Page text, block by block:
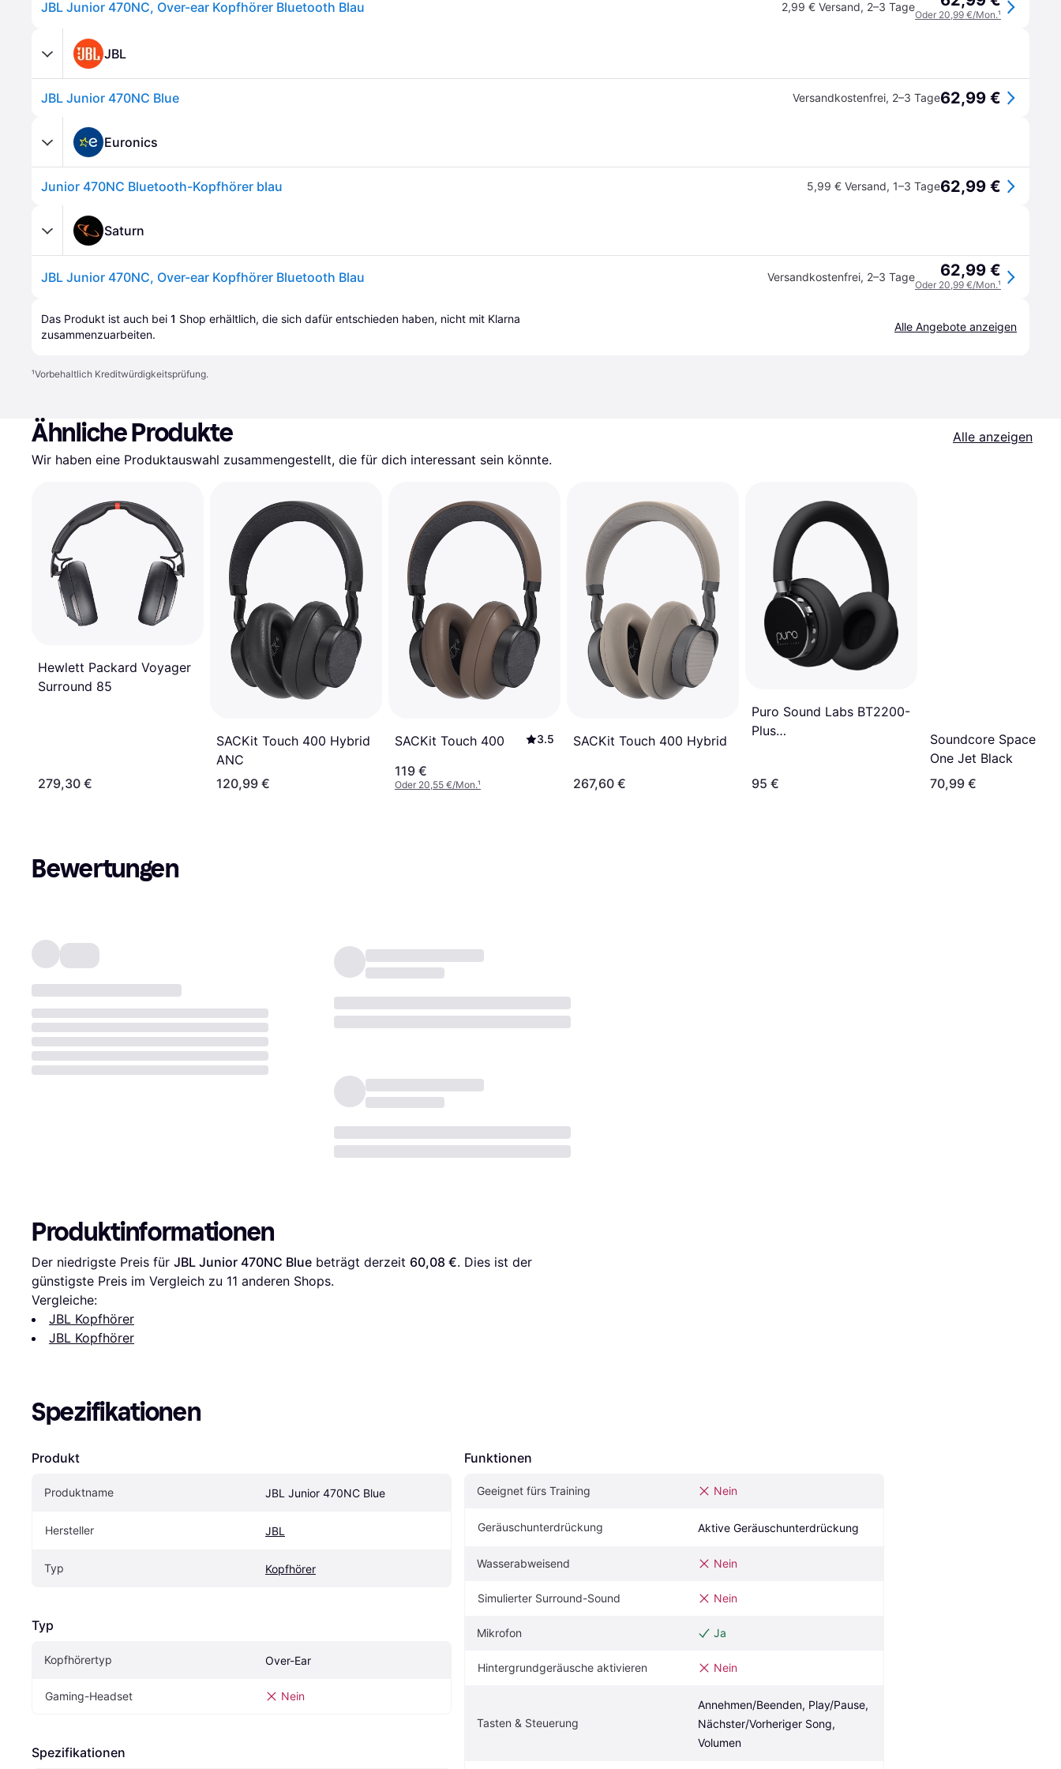
JBL Junior 470NC, Over-ear Kopfhörer Bluetooth Blau 2,99 € Versand, 2–3 Tage
Oder 20,99 €/Mon.¹
JBL
JBL Junior 470NC Blue Versandkostenfrei, 2–3 Tage62,99 €
Euronics
Junior 470NC Bluetooth-Kopfhörer blau 5,99 € Versand, 1–3 Tage62,99 €
Saturn
JBL Junior 470NC, Over-ear Kopfhörer Bluetooth Blau Versandkostenfrei, 2–3 Tage 62,99 €
Oder 20,99 €/Mon.¹
Das Produkt ist auch bei 1 Shop erhältlich, die sich dafür entschieden haben, nicht mit Klarna
zusammenzuarbeiten.
Alle Angebote anzeigen
¹Vorbehaltlich Kreditwürdigkeitsprüfung.
Ähnliche Produkte
Alle anzeigen
Wir haben eine Produktauswahl zusammengestellt, die für dich interessant sein könnte.
Hewlett Packard Voyager
Surround 85
279,30 €
SACKit Touch 400 Hybrid
ANC
120,99 €
SACKit Touch 400 3.5
119 €
Oder 20,55 €/Mon.¹
SACKit Touch 400 Hybrid
267,60 €
Puro Sound Labs BT2200-
Plus
95 €
Soundcore Space
One Jet Black
70,99 €
Bewertungen
Produktinformationen
Der niedrigste Preis für JBL Junior 470NC Blue beträgt derzeit 60,08 €. Dies ist der
günstigste Preis im Vergleich zu 11 anderen Shops.
Vergleiche:
JBL Kopfhörer
JBL Kopfhörer
Spezifikationen
Produkt
Produktname JBL Junior 470NC Blue
Hersteller JBL
Typ Kopfhörer
Typ
Kopfhörertyp Over-Ear
Gaming-Headset Nein
Spezifikationen
Funktionen
Geeignet fürs Training Nein
Geräuschunterdrückung Aktive Geräuschunterdrückung
Wasserabweisend Nein
Simulierter Surround-Sound Nein
Mikrofon Ja
Hintergrundgeräusche aktivieren Nein
Tasten & Steuerung
Annehmen/Beenden, Play/Pause,
Nächster/Vorheriger Song,
Volumen